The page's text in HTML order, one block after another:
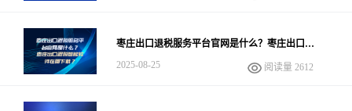
枣庄出口退税服务平台官网是什么？枣庄出口退
2025-08-25 阅读量 2612